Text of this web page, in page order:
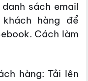
sách email
hàng để
Cách làm
hàng: Tải lên